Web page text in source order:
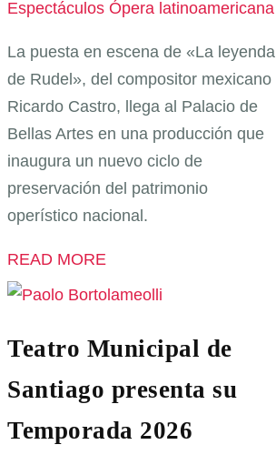
Espectáculos Ópera latinoamericana
La puesta en escena de «La leyenda
de Rudel», del compositor mexicano
Ricardo Castro, llega al Palacio de
Bellas Artes en una producción que
inaugura un nuevo ciclo de
preservación del patrimonio
operístico nacional.
READ MORE
Teatro Municipal de
Santiago presenta su
Temporada 2026